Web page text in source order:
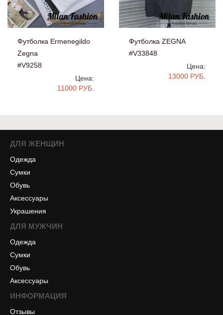
Футболка Ermenegildo
Zegna
#V9258
Цена:
11000 РУБ.
Футболка ZEGNA
#V33848
Цена:
13000 РУБ.
ДЛЯ ЖЕНЩИН
Одежда
Сумки
Обувь
Аксессуары
Украшения
ДЛЯ МУЖЧИН
Одежда
Сумки
Обувь
Аксессуары
ИНФОРМАЦИЯ
Отзывы